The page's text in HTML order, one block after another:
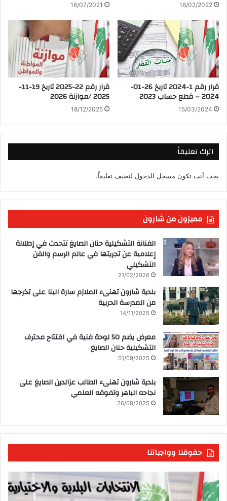
16/02/2022
16/07/2021
قرار رقم 1-2024 تاريخ 26-01-
2024 – قطع حساب 2023
15/03/2024
قرار رقم 22-2025 تاريخ 19-11-
2025 /موازنة 2026
18/12/2025
اترك تعليقاً
يجب أنت تكون مسجل الدخول لتضيف تعليقاً.
مميزون من شارون
الفنانة التشكيلية حنان الصايغ تتحدث في إطلالة
إعلامية عن تجريتها في عالم الرسم والفن
التشكيلي
21/02/2026
بلدية شارون تهنىء الملازم سارة البنا على تخرجها
من المدرسة الحربية
14/11/2025
معرض يضم 50 لوحة فنية في افتتاح محترف
التشكيلية حنان الصايغ
01/09/2025
بلدية شارون تهنىء الطالب عزالدين الصايغ على
نجاحه الباهر وتفوقه العلمي
26/08/2025
حقوقنا وواجباتنا